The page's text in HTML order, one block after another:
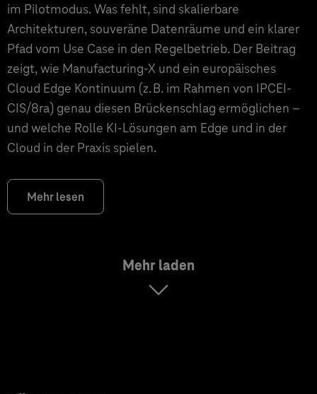
im Pilotmodus. Was fehlt, sind skalierbare
Architekturen, souveräne Datenräume und ein klarer
Pfad vom Use Case in den Regelbetrieb. Der Beitrag
zeigt, wie Manufacturing-X und ein europäisches
Cloud Edge Kontinuum (z. B. im Rahmen von IPCEI-
CIS/8ra) genau diesen Brückenschlag ermöglichen –
und welche Rolle KI-Lösungen am Edge und in der
Cloud in der Praxis spielen.
Mehr lesen
Mehr laden